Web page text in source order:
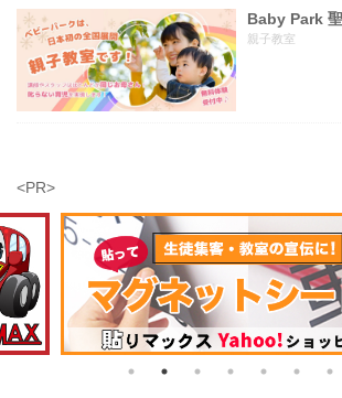
Baby Park
親子教室
<PR>